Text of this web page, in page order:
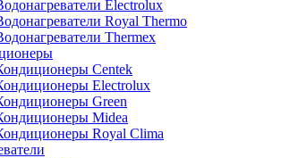
Electrolux
Royal Thermo
Thermex
Centek
Electrolux
Green
Midea
Royal Clima